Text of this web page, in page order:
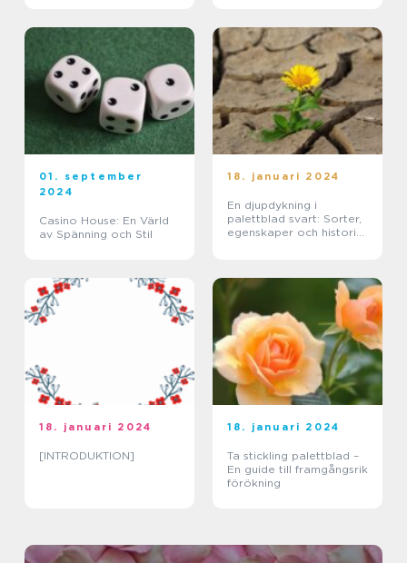
01. september
2024
Casino House: En Värld
av Spänning och Stil
18. januari 2024
En djupdykning i
palettblad svart: Sorter,
egenskaper och historisk
18. januari 2024
[INTRODUKTION]
18. januari 2024
Ta stickling palettblad –
En guide till framgångsrik
förökning